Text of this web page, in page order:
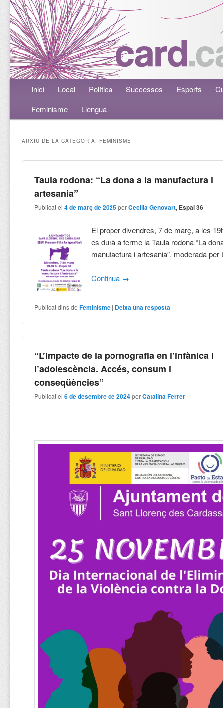
Menú principalAneu al contingut principal
Aneu al contingut secundari
Inici Local Política Successos Esports
Feminisme
Llengua
ARXIU DE LA CATEGORIA: FEMINISME
Taula rodona: “La dona a la manufactura i
artesania”
Publicat el4 de març de 2025 perCecília Genovart, Espai 36
El proper divendres, 7 de març, a les
es durà a terme la Taula rodona “La
manufactura i artesania”, moderada per
Continua →
Publicat dins de Feminisme | Deixa una resposta
“L’impacte de la pornografia en l’infànica i
l’adolescència. Accés, consum i
conseqüències”
Publicat el6 de desembre de 2024 perCatalina Ferrer